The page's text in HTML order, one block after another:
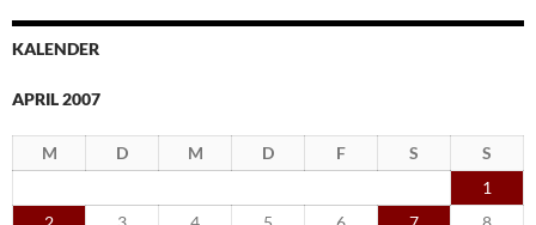
KALENDER
APRIL 2007
M D M D F S
S
1